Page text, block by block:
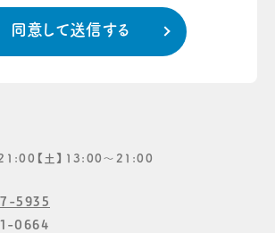
21:00【土】13:00〜21:00
5935
0664